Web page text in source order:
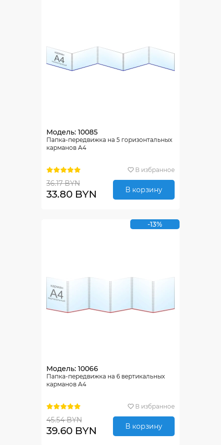
Модель: 10085
Папка-передвижка на 5 горизонтальных
карманов А4
В избранное
36.17 BYN
33.80 BYN В корзину
-13%
Модель: 10066
Папка-передвижка на 6 вертикальных
карманов А4
В избранное
45.54 BYN
39.60 BYN В корзину